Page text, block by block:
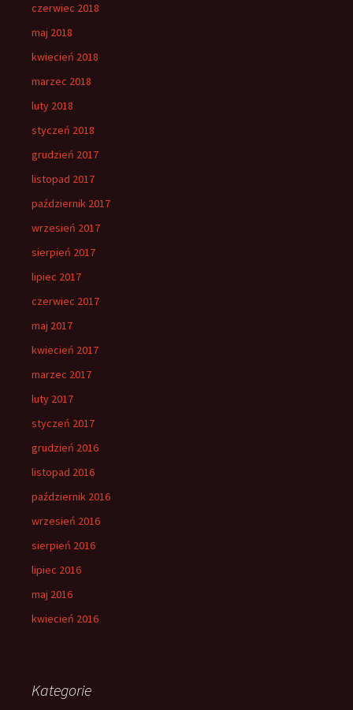
czerwiec 2018
maj 2018
kwiecień 2018
marzec 2018
luty 2018
styczeń 2018
grudzień 2017
listopad 2017
październik 2017
wrzesień 2017
sierpień 2017
lipiec 2017
czerwiec 2017
maj 2017
kwiecień 2017
marzec 2017
luty 2017
styczeń 2017
grudzień 2016
listopad 2016
październik 2016
wrzesień 2016
sierpień 2016
lipiec 2016
maj 2016
kwiecień 2016
Kategorie